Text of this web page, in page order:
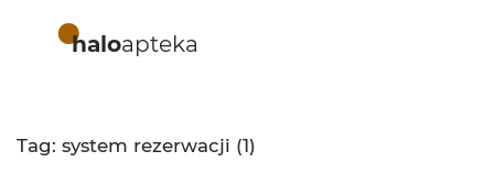
haloapteka
Tag: system rezerwacji (1)